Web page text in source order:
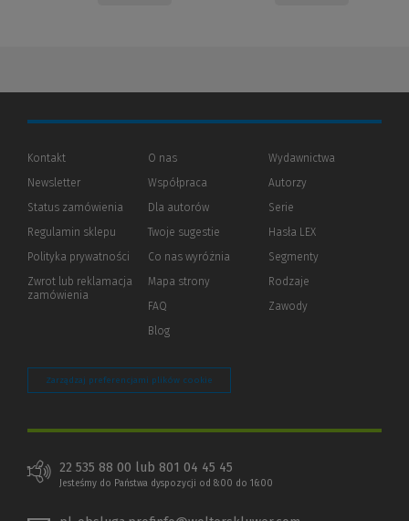
Kontakt
Newsletter
Status zamówienia
Regulamin sklepu
Polityka prywatności (Nowe
(Link
innej
Zwrot lub reklamacja
zamówienia
O nas
Współpraca
Dla autorów(Nowe
(Link
innej
strony)
Twoje sugestie
Co nas wyróżnia
Mapa strony
FAQ
Blog
Wydawnictwa
Autorzy
Serie
Hasła LEX
Segmenty
Rodzaje
Zawody
Zarządzaj preferencjami plików cookie
22 535 88 00 lub 801 04 45 45
Jesteśmy do Państwa dyspozycji od 8:00 do 16:00